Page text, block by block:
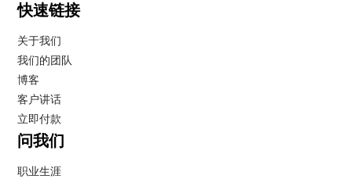
快速链接
关于我们
我们的团队
博客
客户讲话
立即付款
问我们
职业生涯